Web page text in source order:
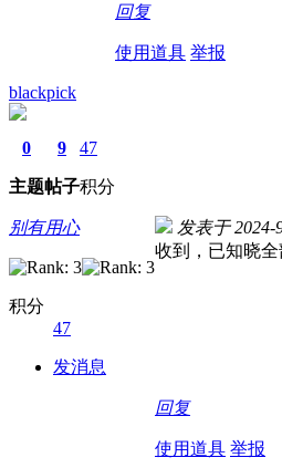
回复
使用道具 举报
blackpick
0
主题
9
帖子
47
积分
别有用心
积分
47
发消息
发表于 2024-
收到，已知晓
回复
使用道具 举报